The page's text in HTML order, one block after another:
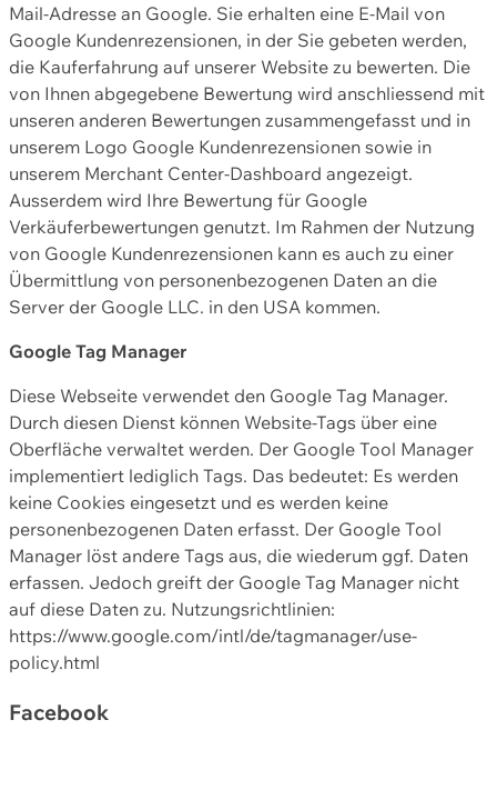
Mail-Adresse an Google. Sie erhalten eine E-Mail von
Google Kundenrezensionen, in der Sie gebeten werden,
die Kauferfahrung auf unserer Website zu bewerten. Die
von Ihnen abgegebene Bewertung wird anschliessend mit
unseren anderen Bewertungen zusammengefasst und in
unserem Logo Google Kundenrezensionen sowie in
unserem Merchant Center-Dashboard angezeigt.
Ausserdem wird Ihre Bewertung für Google
Verkäuferbewertungen genutzt. Im Rahmen der Nutzung
von Google Kundenrezensionen kann es auch zu einer
Übermittlung von personenbezogenen Daten an die
Server der Google LLC. in den USA kommen.
Google Tag Manager
Diese Webseite verwendet den Google Tag Manager.
Durch diesen Dienst können Website-Tags über eine
Oberfläche verwaltet werden. Der Google Tool Manager
implementiert lediglich Tags. Das bedeutet: Es werden
keine Cookies eingesetzt und es werden keine
personenbezogenen Daten erfasst. Der Google Tool
Manager löst andere Tags aus, die wiederum ggf. Daten
erfassen. Jedoch greift der Google Tag Manager nicht
auf diese Daten zu. Nutzungsrichtlinien:
https://www.google.com/intl/de/tagmanager/use-
policy.html
Facebook